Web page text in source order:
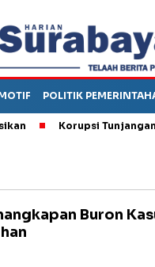
POLITIK
Korupsi Tunjangan
Buron